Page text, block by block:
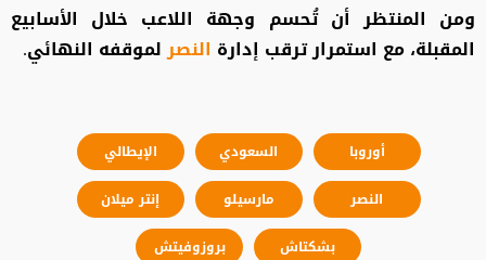
ومن المنتظر أن تُحسم وجهة اللاعب خلال الأسابيع
المقبلة، مع استمرار ترقب إدارة النصرلموقفه النهائي.
أوروبا السعودي
الإيطالي
النصر
مارسيلو
إنتر ميلان
بشكتاش
بروزوفيتش